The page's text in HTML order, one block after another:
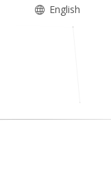
English